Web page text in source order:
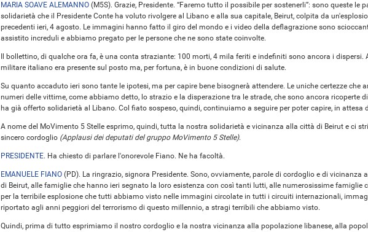
MARIA SOAVE ALEMANNO (M5S). Grazie, Presidente. “Faremo tutto il possibile per sostenerli”: sono queste le
solidarietà che il Presidente Conte ha voluto rivolgere al Libano e alla sua capitale, Beirut, colpita da
precedenti ieri, 4 agosto. Le immagini hanno fatto il giro del mondo e i video della deflagrazione sono
assistito increduli e abbiamo pregato per le persone che ne sono state coinvolte.
Il bollettino, di qualche ora fa, è una conta straziante: 100 morti, 4 mila feriti e indefiniti sono ancora i dispersi.
militare italiano era presente sul posto ma, per fortuna, è in buone condizioni di salute.
Su quanto accaduto ieri sono tante le ipotesi, ma per capire bene bisognerà attendere. Le uniche certezze che
numeri delle vittime, come abbiamo detto, lo strazio e la disperazione tra le strade, che sono ancora ricoperte
ha già offerto solidarietà al Libano. Col fiato sospeso, quindi, continuiamo a seguire per poter capire, in attesa
A nome del MoVimento 5 Stelle esprimo, quindi, tutta la nostra solidarietà e vicinanza alla città di Beirut e ci
sincero cordoglio (Applausi dei deputati del gruppo MoVimento 5 Stelle).
PRESIDENTE. Ha chiesto di parlare l'onorevole Fiano. Ne ha facoltà.
EMANUELE FIANO (PD). La ringrazio, signora Presidente. Sono, ovviamente, parole di cordoglio e di vicinanza
di Beirut, alle famiglie che hanno ieri segnato la loro esistenza con così tanti lutti, alle numerosissime famiglie
per la terribile esplosione che tutti abbiamo visto nelle immagini circolate in tutti i circuiti internazionali,
riportato agli anni peggiori del terrorismo di questo millennio, a stragi terribili che abbiamo visto.
Quindi, prima di tutto esprimiamo il nostro cordoglio e la nostra vicinanza alla popolazione libanese, alla